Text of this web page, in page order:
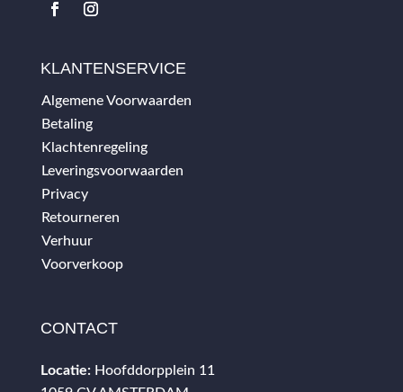
KLANTENSERVICE
Algemene Voorwaarden
Betaling
Klachtenregeling
Leveringsvoorwaarden
Privacy
Retourneren
Verhuur
Voorverkoop
CONTACT
Locatie: Hoofddorpplein 11